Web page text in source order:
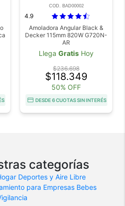
COD. BAD00002
4.9
Amoladora Angular Black &
Decker 115mm 820W G720N-
AR
Llega Gratis Hoy
$236.698
$118.349
50% OFF
DESDE 6 CUOTAS SIN INTERÉS
categorías
Deportes y Aire Libre
para Empresas Bebes